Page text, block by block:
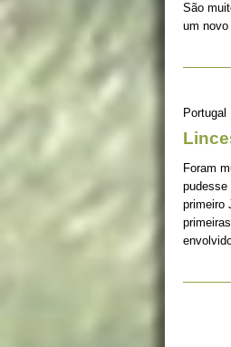
São
um
Portugal
Foram
pudesse
primeiro